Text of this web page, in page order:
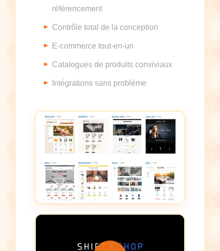
référencement
Contrôle total de la conception
E-commerce tout-en-un
Catalogues de produits conviviaux
Intégrations sans problème